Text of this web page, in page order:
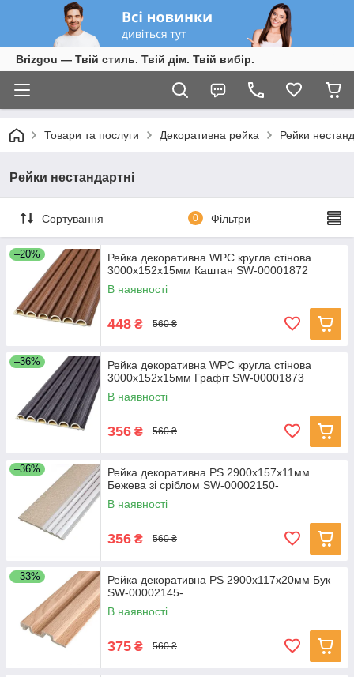
Brizgou — Твій стиль. Твій дім. Твій вибір.
Товари та послуги Декоративна рейка Рейки
Рейки нестандартні
Сортування 0 Фільтри
–20%
Рейка декоративна WPC кругла стінова
3000х152х15мм Каштан SW-00001872
В наявності
448 ₴ 560 ₴
–36%
Рейка декоративна WPC кругла стінова
3000х152х15мм Графіт SW-00001873
В наявності
356 ₴ 560 ₴
–36%
Рейка декоративна PS 2900х157х11мм
Бежева зі сріблом SW-00002150-
В наявності
356 ₴ 560 ₴
–33%
Рейка декоративна PS 2900х117х20мм Бук
SW-00002145-
В наявності
375 ₴ 560 ₴